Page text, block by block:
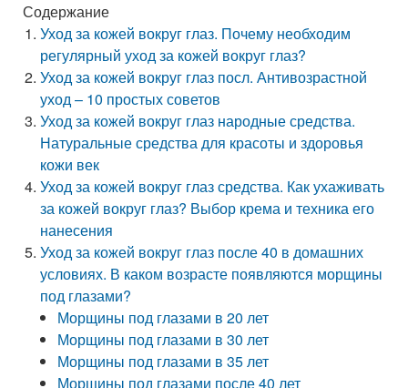
Содержание
Уход за кожей вокруг глаз. Почему необходим
регулярный уход за кожей вокруг глаз?
Уход за кожей вокруг глаз посл. Антивозрастной
уход – 10 простых советов
Уход за кожей вокруг глаз народные средства.
Натуральные средства для красоты и здоровья
кожи век
Уход за кожей вокруг глаз средства. Как ухаживать
за кожей вокруг глаз? Выбор крема и техника его
нанесения
Уход за кожей вокруг глаз после 40 в домашних
условиях. В каком возрасте появляются морщины
под глазами?
Морщины под глазами в 20 лет
Морщины под глазами в 30 лет
Морщины под глазами в 35 лет
Морщины под глазами после 40 лет